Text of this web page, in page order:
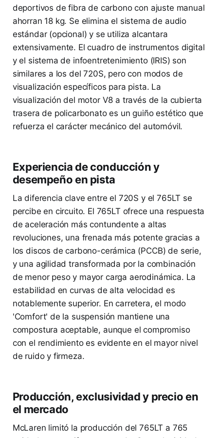
deportivos de fibra de carbono con ajuste manual
ahorran 18 kg. Se elimina el sistema de audio
estándar (opcional) y se utiliza alcantara
extensivamente. El cuadro de instrumentos digital
y el sistema de infoentretenimiento (IRIS) son
similares a los del 720S, pero con modos de
visualización específicos para pista. La
visualización del motor V8 a través de la cubierta
trasera de policarbonato es un guiño estético que
refuerza el carácter mecánico del automóvil.
Experiencia de conducción y
desempeño en pista
La diferencia clave entre el 720S y el 765LT se
percibe en circuito. El 765LT ofrece una respuesta
de aceleración más contundente a altas
revoluciones, una frenada más potente gracias a
los discos de carbono-cerámica (PCCB) de serie,
y una agilidad transformada por la combinación
de menor peso y mayor carga aerodinámica. La
estabilidad en curvas de alta velocidad es
notablemente superior. En carretera, el modo
'Comfort' de la suspensión mantiene una
compostura aceptable, aunque el compromiso
con el rendimiento es evidente en el mayor nivel
de ruido y firmeza.
Producción, exclusividad y precio en
el mercado
McLaren limitó la producción del 765LT a 765